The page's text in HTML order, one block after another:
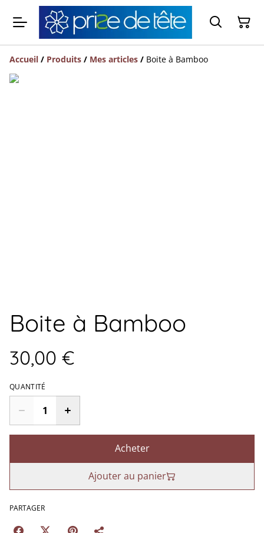
Accueil / Produits / Mes articles / Boite à Bamboo
Boite à Bamboo
30,00 €
QUANTITÉ
Acheter
Ajouter au panier
PARTAGER